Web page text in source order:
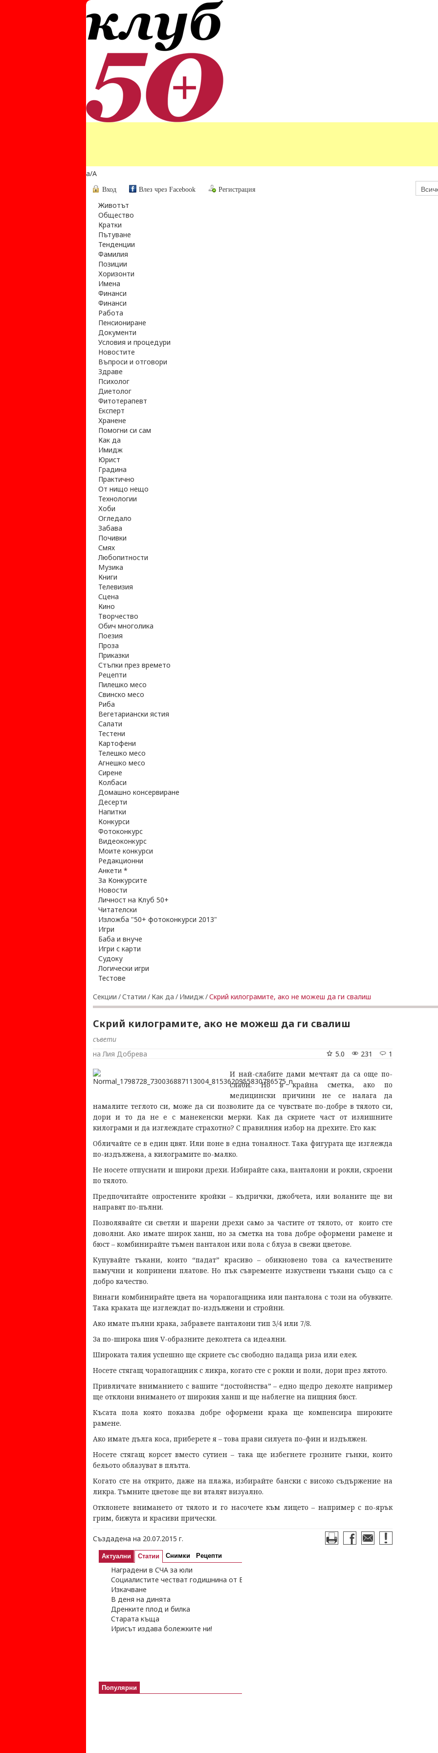
a/A
Вход Влез чрез Facebook Регистрация
Животът
Общество
Кратки
Пътуване
Тенденции
Фамилия
Позиции
Хоризонти
Имена
Финанси
Финанси
Работа
Пенсиониране
Документи
Условия и процедури
Новостите
Въпроси и отговори
Здраве
Психолог
Диетолог
Фитотерапевт
Експерт
Хранене
Помогни си сам
Как да
Имидж
Юрист
Градина
Практично
От нищо нещо
Технологии
Хоби
Огледало
Забава
Почивки
Смях
Любопитности
Музика
Книги
Телевизия
Сцена
Кино
Творчество
Обич многолика
Поезия
Проза
Приказки
Стъпки през времето
Рецепти
Пилешко месо
Свинско месо
Риба
Вегетариански ястия
Салати
Тестени
Картофени
Телешко месо
Агнешко месо
Сирене
Колбаси
Домашно консервиране
Десерти
Напитки
Конкурси
Фотоконкурс
Видеоконкурс
Моите конкурси
Редакционни
Анкети *
За Конкурсите
Новости
Личност на Клуб 50+
Читателски
Изложба "50+ фотоконкурси 2013"
Игри
Баба и внуче
Игри с карти
Судоку
Логически игри
Тестове
Секции /Статии / Как да / Имидж/Скрий килограмите, ако не можеш да ги свалиш
Скрий килограмите, ако не можеш да ги свалиш
съвети
на Лия Добрева
1
231
5.0
И най-слабите дами мечтаят да са още по-
слаби. Но в крайна сметка, ако по
медицински причини не се налага да
намалите теглото си, може да си позволите да се чувствате по-добре в тялото си,
дори и то да не е с манекенски мерки. Как да скриете част от излишните
килограми и да изглеждате страхотно? С правилния избор на дрехите. Ето как:
Обличайте се в един цвят. Или поне в една тоналност. Така фигурата ще изглежда
по-издължена, а килограмите по-малко.
Не носете отпуснати и широки дрехи. Избирайте сака, панталони и рокли, скроени
по тялото.
Предпочитайте опростените кройки – къдрички, джобчета, или воланите ще ви
направят по-пълни.
Позволявайте си светли и шарени дрехи само за частите от тялото, от които сте
доволни. Ако имате широк ханш, но за сметка на това добре оформени рамене и
бюст – комбинирайте тъмен панталон или пола с блуза в свежи цветове.
Купувайте тъкани, които “падат” красиво – обикновено това са качествените
памучни и копринени платове. Но пък съвременте изкуствени тъкани също са с
добро качество.
Винаги комбинирайте цвета на чорапогащника или панталона с този на обувките.
Така краката ще изглеждат по-издължени и стройни.
Ако имате пълни крака, забравете панталони тип 3/4 или 7/8.
За по-широка шия V-образните деколтета са идеални.
Широката талия успешно ще скриете със свободно падаща риза или елек.
Носете стягащ чорапогащник с ликра, когато сте с рокли и поли, дори през лятото.
Привличате вниманието с вашите “достойнства” – едно щедро деколте например
ще отклони внимането от широкия ханш и ще наблегне на пищния бюст.
Късата пола която показва добре оформени крака ще компенсира широките
рамене.
Ако имате дълга коса, приберете я – това прави силуета по-фин и издължен.
Носете стягащ корсет вместо сутиен – така ще избегнете грозните гънки, които
бельото облазуват в плътта.
Когато сте на открито, даже на плажа, избирайте бански с високо съдържение на
ликра. Тъмните цветове ще ви вталят визуално.
Отклонете внимането от тялото и го насочете към лицето – например с по-ярък
грим, бижута и красиви прически.
Създадена на 20.07.2015 г.
Актуални Статии Снимки Рецепти
Наградени в СЧА за юли
Социалистите честват годишнина от Бузлуджанския конгрес от 1891 г.
Изкачване
В деня на динята
Дренките плод и билка
Старата къща
Ирисът издава болежките ни!
Популярни